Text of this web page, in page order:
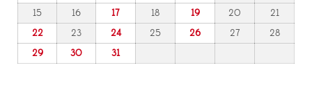
15
16 17 18 19 20
21
22
23 24 25 26 27
28
29
30 31